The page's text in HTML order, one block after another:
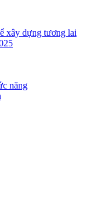
xây dựng tương lai
năng